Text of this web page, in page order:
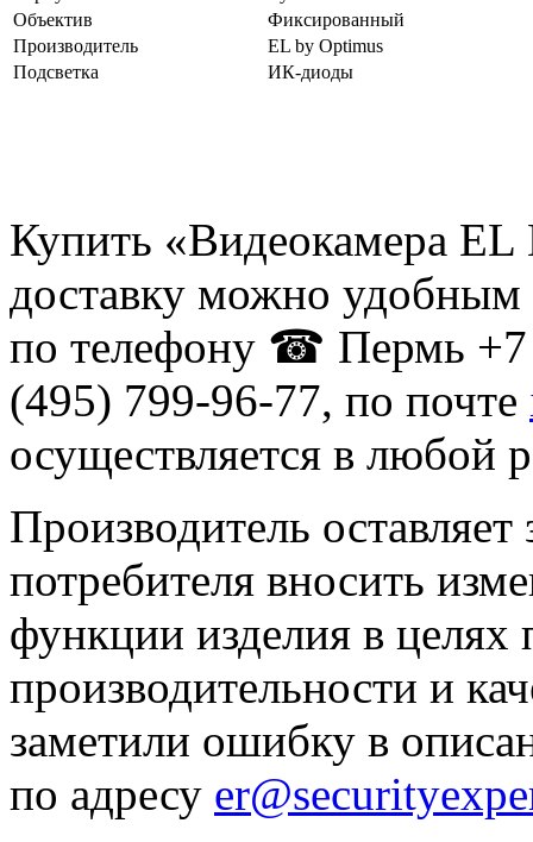
Объектив
Фиксированный
Производитель
EL by Optimus
Подсветка
ИК-диоды
Купить «Видеокамера EL
доставку можно
по телефону ☎ Пермь
(495) 799-96-77, по почте
осуществляется в любой
Производитель
потребителя вносить
функции изделия в
производительности и
заметили ошибку в
по адресу